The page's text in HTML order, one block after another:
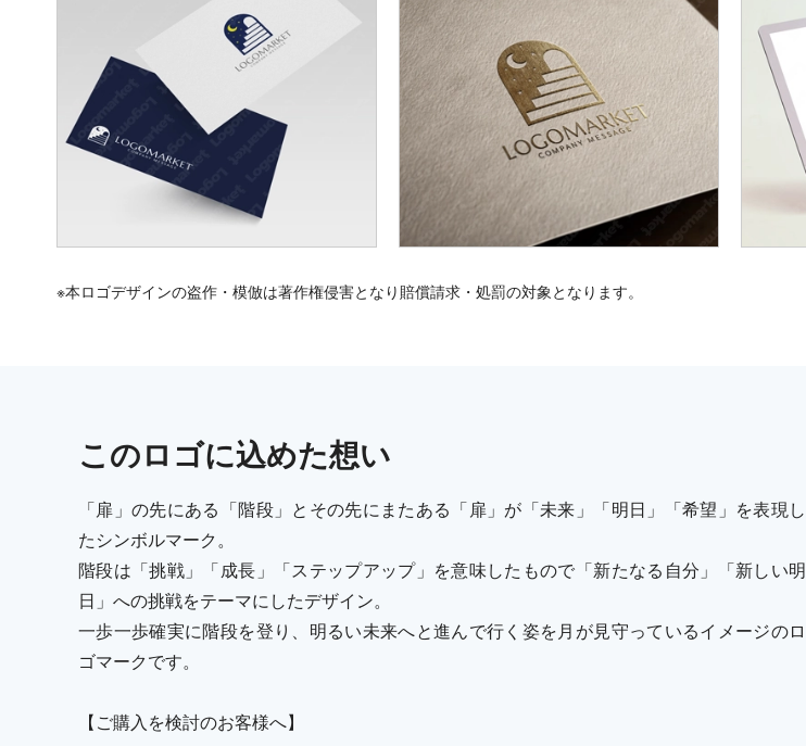
※本ロゴデザインの盗作・模倣は著作権侵害となり賠償請求・処罰の対象となります。
このロゴに込めた想い
「扉」の先にある「階段」とその先にまたある「扉」が「未来」「明日」「希望」を表現し
たシンボルマーク。
階段は「挑戦」「成長」「ステップアップ」を意味したもので「新たなる自分」「新しい明
日」への挑戦をテーマにしたデザイン。
一歩一歩確実に階段を登り、明るい未来へと進んで行く姿を月が見守っているイメージのロ
ゴマークです。
【ご購入を検討のお客様へ】